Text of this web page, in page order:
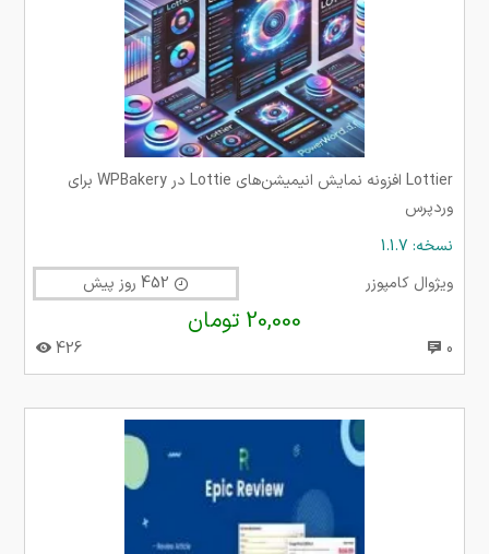
Lottier افزونه نمایش انیمیشن‌های Lottie در WPBakery برای
وردپرس
نسخه: 1.1.7
ویژوال کامپوزر
20,000 تومان
0
426